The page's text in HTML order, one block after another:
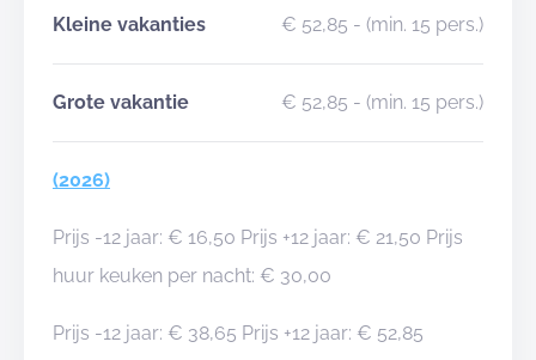
Kleine vakanties € 52,85 - (min. 15 pers.)
Grote vakantie € 52,85 - (min. 15 pers.)
(2026)
Prijs -12 jaar: € 16,50 Prijs +12 jaar: € 21,50 Prijs
huur keuken per nacht: € 30,00
Prijs -12 jaar: € 38,65 Prijs +12 jaar: € 52,85